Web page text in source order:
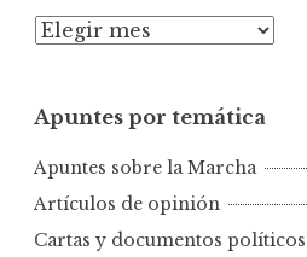
A
n
e
s
p
Apuntes por temática
Apuntes sobre la Marcha
Artículos de opinión
Cartas y documentos políticos